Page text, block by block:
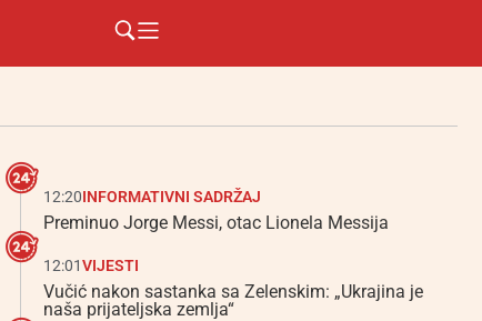
12:20INFORMATIVNI SADRŽAJ
Preminuo Jorge Messi, otac Lionela Messija
12:01VIJESTI
Vučić nakon sastanka sa Zelenskim: „Ukrajina je
naša prijateljska zemlja“